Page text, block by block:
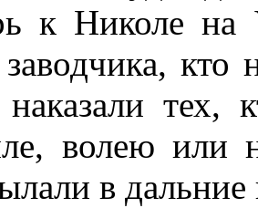
к Николе на
заводчика,
тех,
волею или
в дальние